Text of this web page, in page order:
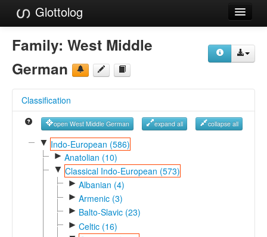
Glottolog
Languages
References
Reference Search
GlottoScope
Family: West Middle
German
Classification
open West Middle German expand all collapse all
▼ Indo-European (586)
► Anatolian (10)
▼ Classical Indo-European (573)
► Albanian (4)
► Armenic (3)
► Balto-Slavic (23)
► Celtic (16)